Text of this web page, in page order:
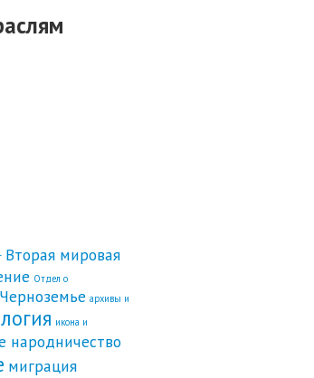
Вторая мировая
Отдел о
архивы и
икона и
народничество
миграция